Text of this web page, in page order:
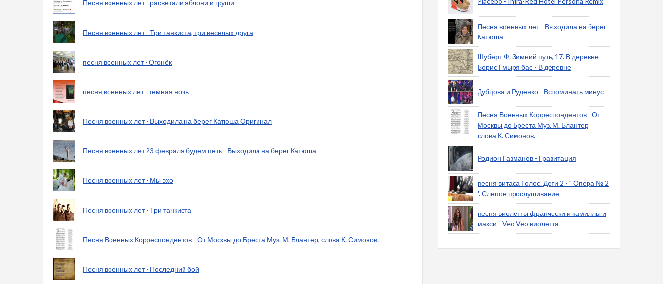
Песня военных лет - расветали яблони и груши
Песня военных лет - Три танкиста, три веселых друга
песня военных лет - Огонёк
песня военных лет - темная ночь
Песня военных лет - Выходила на берег Катюша Оригинал
Песня военных лет 23 февраля будем петь - Выходила на берег Катюша
Песня военных лет - Мы эхо
Песня военных лет - Три танкиста
Песня Военных Корреспондентов - От Москвы до Бреста Муз. М. Блантер, слова К. Симонов.
Песня военных лет - Последний бой
Песня военных лет - Выходила на берег
Катюша
Шуберт Ф. Зимний путь, 17. В деревне
Борис Гмыря бас - В деревне
Дубцова и Руденко - Вспоминать минус
Песня Военных Корреспондентов - От
Москвы до Бреста Муз. М. Блантер,
слова К. Симонов.
Родион Газманов - Гравитация
песня витаса Голос. Дети 2 - " Опера № 2
". Слепое прослушивание -
песня виолетты франчески и камиллы и
макси - Veo Veo виолетта